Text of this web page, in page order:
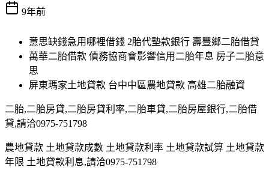
9年前
意思缺錢急用哪裡借錢 2胎代墊款銀行 壽豐鄉二胎借貸
萬華二胎借款 債務協商會影響信用二胎年息 房子二胎意
思
屏東瑪家土地貸款 台中中區農地貸款 高雄二胎融資
二胎,二胎房貸,二胎房貸利率,二胎車貸,二胎房屋銀行,二胎借
貸,請洽0975-751798
農地貸款 土地貸款成數 土地貸款利率 土地貸款試算 土地貸款
年限 土地貸款利息,請洽0975-751798